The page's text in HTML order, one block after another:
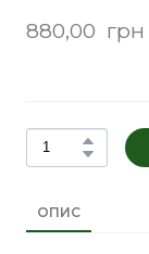
880,00  грн
ОПИС